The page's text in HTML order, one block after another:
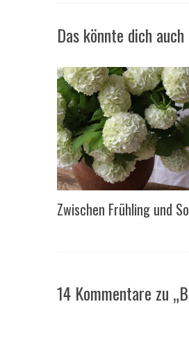
Das könnte dich
Zwischen Frühling und
14 Kommentare zu